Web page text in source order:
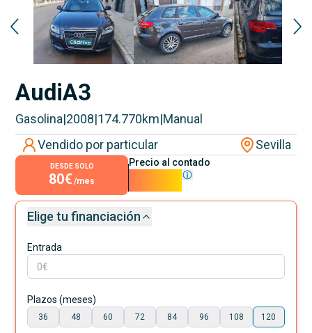
AudiA3
Gasolina|2008|174.770km|Manual
Vendido por particular
Sevilla
DESDE SOLO
80€ /mes
Precio al contado
Elige tu financiación
Entrada
Plazos (meses)
36 48 60 72 84 96 108 120